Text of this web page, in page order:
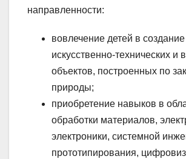
направленности:
вовлечение детей в создание
искусственно-технических и
объектов, построенных по
природы;
приобретение навыков в
обработки материалов,
электроники, системной
прототипирования,